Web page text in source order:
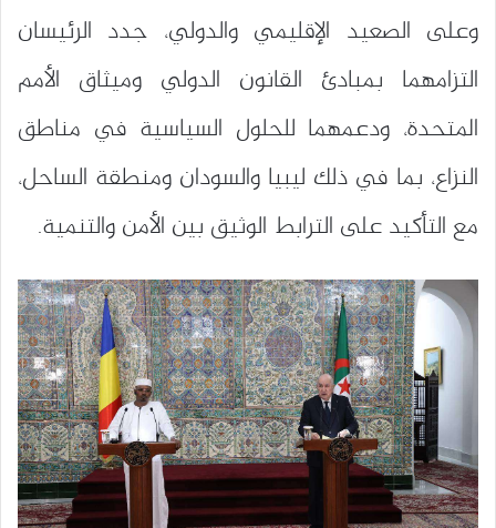
وعلى الصعيد الإقليمي والدولي، جدد الرئيسان
التزامهما بمبادئ القانون الدولي وميثاق الأمم
المتحدة، ودعمهما للحلول السياسية في مناطق
النزاع، بما في ذلك ليبيا والسودان ومنطقة الساحل،
مع التأكيد على الترابط الوثيق بين الأمن والتنمية.